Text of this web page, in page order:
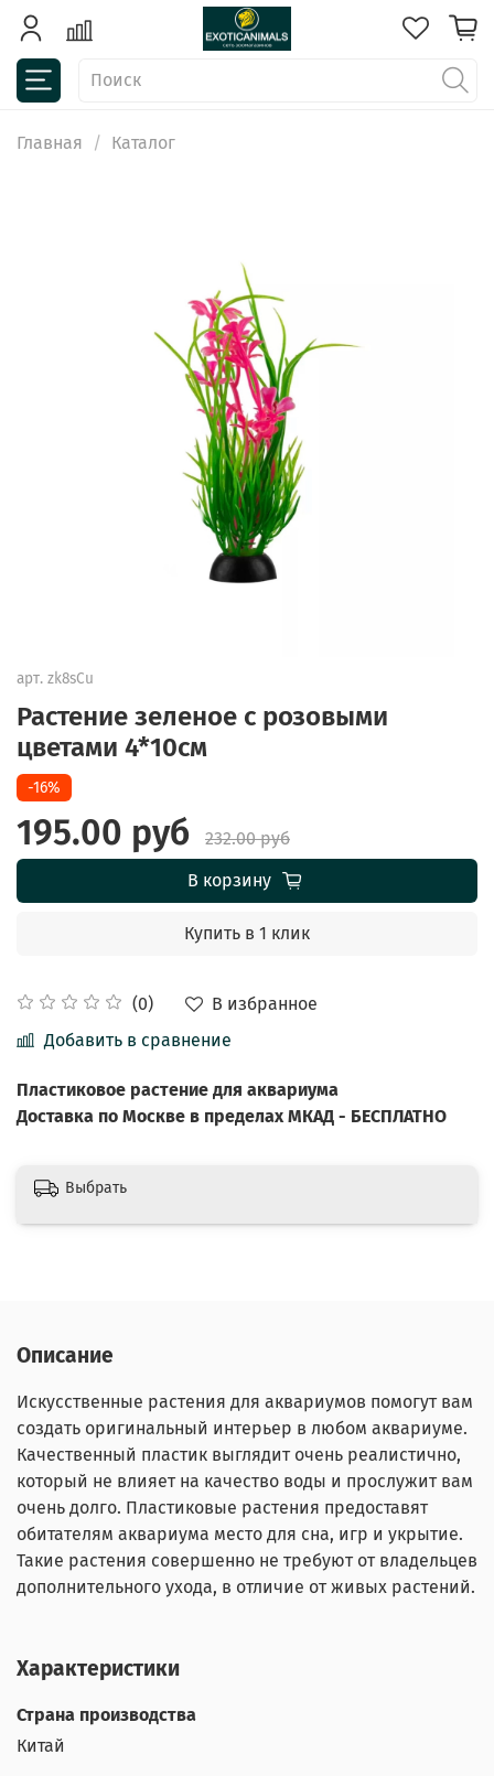
Главная Каталог
арт. zk8sCu
Растение зеленое с розовыми
цветами 4*10см
(0)
В избранное
Добавить в сравнение
-16%
195.00 руб
232.00 руб
В корзину
Купить в 1 клик
Пластиковое растение для аквариума
Доставка по Москве в пределах МКАД - БЕСПЛАТНО
Выбрать
Описание
Искусственные растения для аквариумов помогут вам
создать оригинальный интерьер в любом аквариуме.
Качественный пластик выглядит очень реалистично,
который не влияет на качество воды и прослужит вам
очень долго. Пластиковые растения предоставят
обитателям аквариума место для сна, игр и укрытие.
Такие растения совершенно не требуют от владельцев
дополнительного ухода, в отличие от живых растений.
Характеристики
Страна производства
Китай